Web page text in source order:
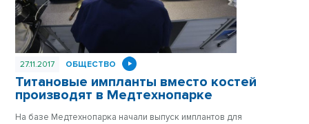
27.11.2017 ОБЩЕСТВО
Титановые импланты вместо костей
производят в Медтехнопарке
На базе Медтехнопарка начали выпуск имплантов для